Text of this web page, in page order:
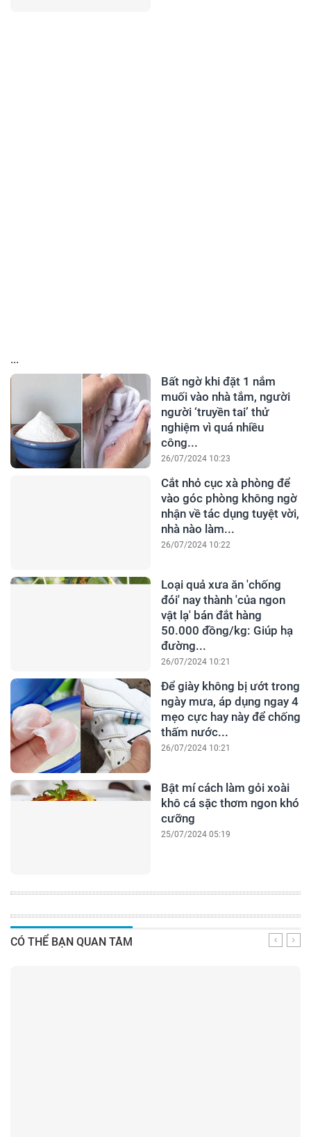
...
Bất ngờ khi đặt 1 nắm
muối vào nhà tắm, người
người ‘truyền tai’ thử
nghiệm vì quá nhiều
công...
26/07/2024 10:23
Cắt nhỏ cục xà phòng để
vào góc phòng không ngờ
nhận về tác dụng tuyệt vời,
nhà nào làm...
26/07/2024 10:22
Loại quả xưa ăn 'chống
đói' nay thành 'của ngon
vật lạ' bán đắt hàng
50.000 đồng/kg: Giúp hạ
đường...
26/07/2024 10:21
Để giày không bị ướt trong
ngày mưa, áp dụng ngay 4
mẹo cực hay này để chống
thấm nước...
26/07/2024 10:21
Bật mí cách làm gỏi xoài
khô cá sặc thơm ngon khó
cưỡng
25/07/2024 05:19
CÓ THỂ BẠN QUAN TÂM